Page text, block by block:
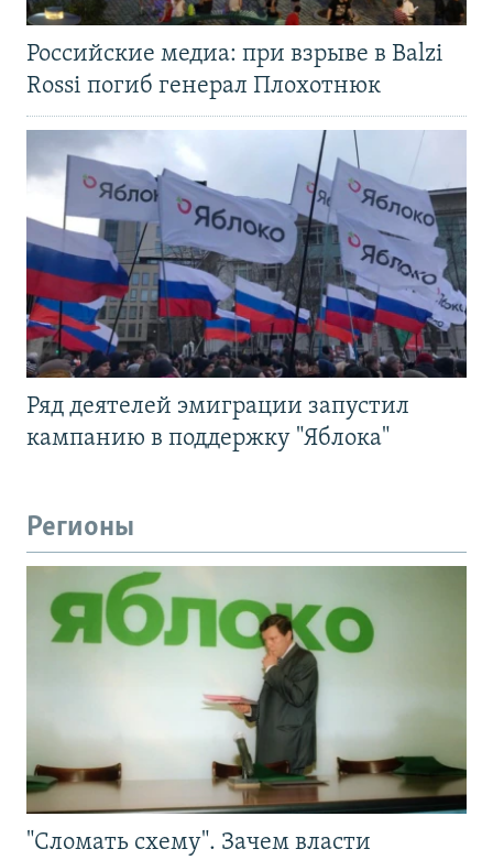
Российские медиа: при взрыве в Balzi
Rossi погиб генерал Плохотнюк
Ряд деятелей эмиграции запустил
кампанию в поддержку "Яблока"
Регионы
"Сломать схему". Зачем власти